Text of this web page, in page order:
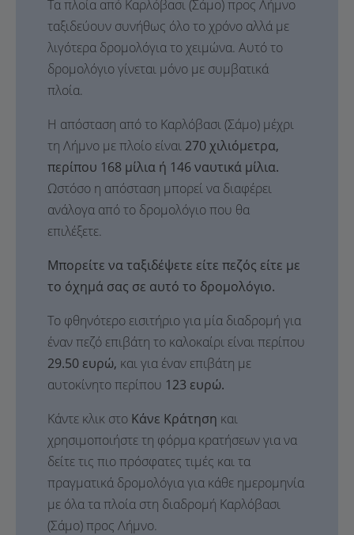
Τα πλοία από Καρλόβασι (Σάμο) προς Λήμνο
ταξιδεύουν συνήθως όλο το χρόνο αλλά με
λιγότερα δρομολόγια το χειμώνα. Αυτό το
δρομολόγιο γίνεται μόνο με συμβατικά
πλοία.
Η απόσταση από το Καρλόβασι (Σάμο) μέχρι
τη Λήμνο με πλοίο είναι 270 χιλιόμετρα,
περίπου 168 μίλια ή 146 ναυτικά μίλια.
Ωστόσο η απόσταση μπορεί να διαφέρει
ανάλογα από το δρομολόγιο που θα
επιλέξετε.
Μπορείτε να ταξιδέψετε είτε πεζός είτε με
το όχημά σας σε αυτό το δρομολόγιο.
Το φθηνότερο εισιτήριο για μία διαδρομή για
έναν πεζό επιβάτη το καλοκαίρι είναι περίπου
29.50 ευρώ, και για έναν επιβάτη με
αυτοκίνητο περίπου 123 ευρώ.
Κάντε κλικ στο Κάνε Κράτηση και
χρησιμοποιήστε τη φόρμα κρατήσεων για να
δείτε τις πιο πρόσφατες τιμές και τα
πραγματικά δρομολόγια για κάθε ημερομηνία
με όλα τα πλοία στη διαδρομή Καρλόβασι
(Σάμο) προς Λήμνο.